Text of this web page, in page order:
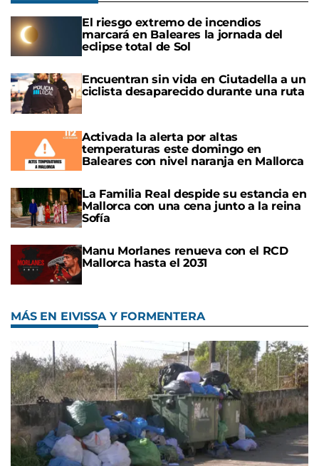
El riesgo extremo de incendios
marcará en Baleares la jornada del
eclipse total de Sol
Encuentran sin vida en Ciutadella a un
ciclista desaparecido durante una ruta
Activada la alerta por altas
temperaturas este domingo en
Baleares con nivel naranja en Mallorca
La Familia Real despide su estancia en
Mallorca con una cena junto a la reina
Sofía
Manu Morlanes renueva con el RCD
Mallorca hasta el 2031
MÁS EN EIVISSA Y FORMENTERA